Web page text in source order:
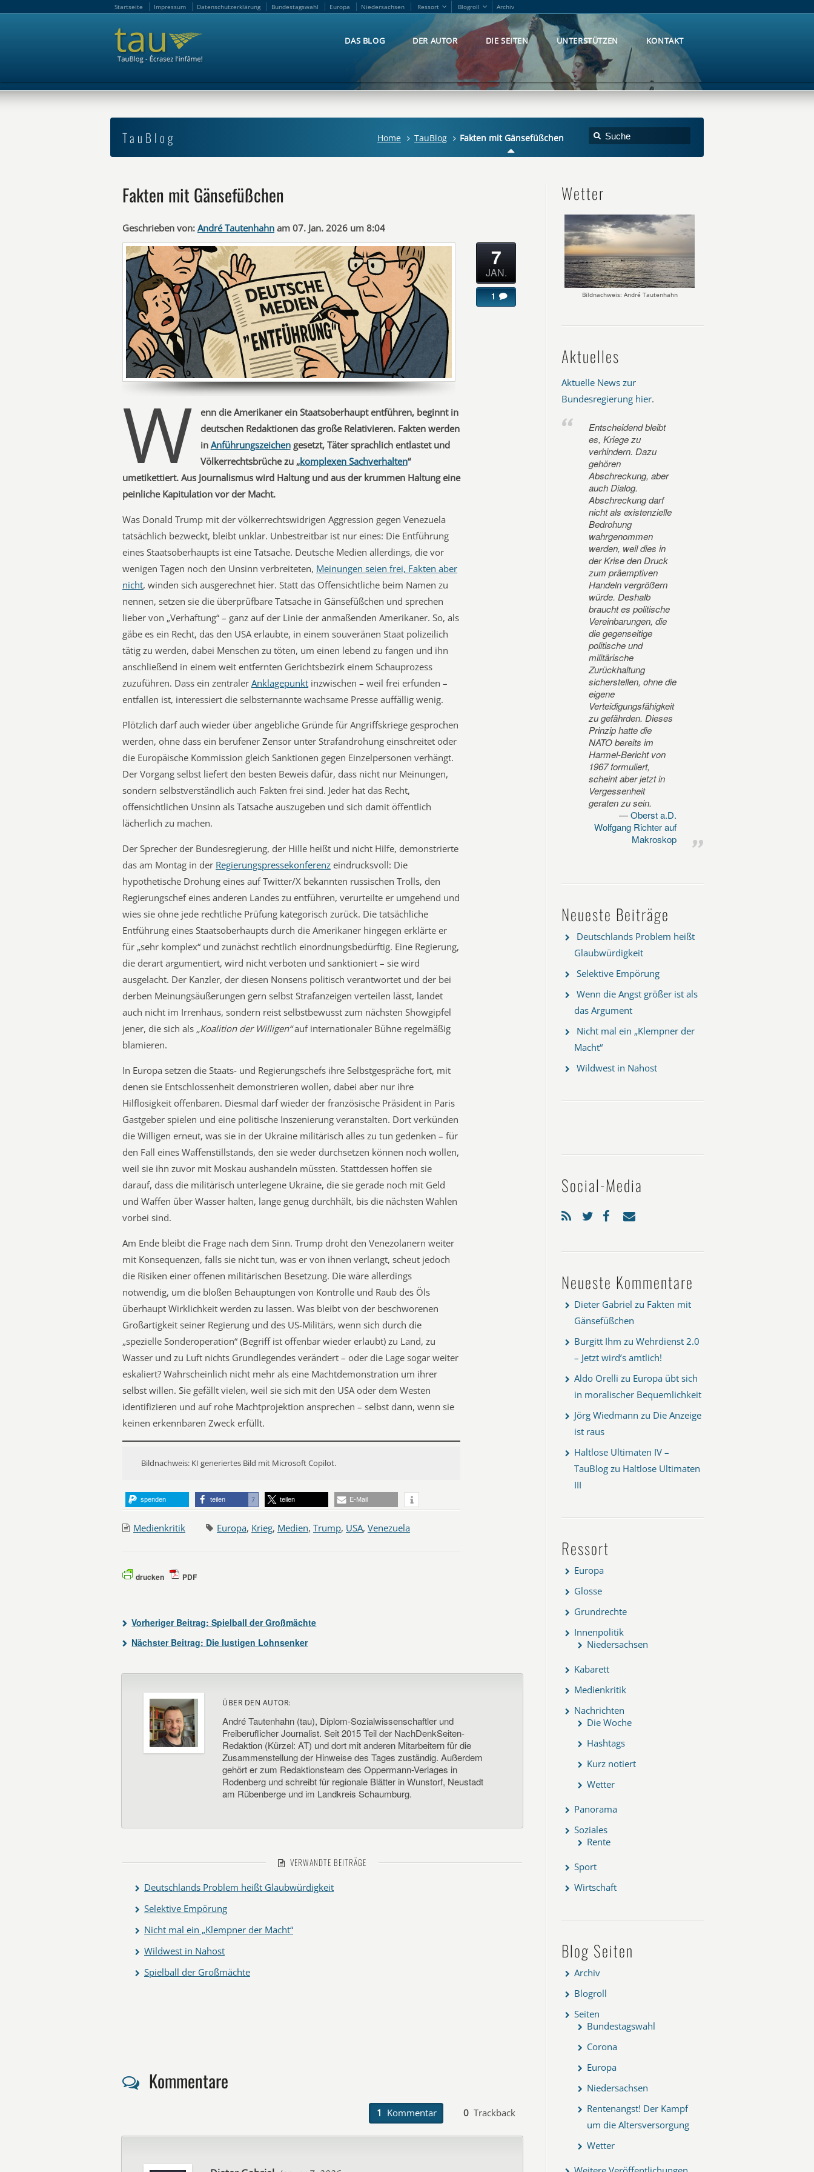
Startseite Impressum Datenschutzerklärung Bundestagswahl Europa Niedersachsen Ressort Blogroll Archiv
DAS BLOG DER AUTOR DIE SEITEN UNTERSTÜTZEN KONTAKT
TauBlog Home TauBlog Fakten mit Gänsefüßchen
Fakten mit Gänsefüßchen
Geschrieben von: André Tautenhahn am 07. Jan. 2026 um 8:04
W
enn die Amerikaner ein Staatsoberhaupt entführen, beginnt in
deutschen Redaktionen das große Relativieren. Fakten werden
in Anführungszeichengesetzt, Täter sprachlich entlastet und
Völkerrechtsbrüche zu „komplexen Sachverhalten“
umetikettiert. Aus Journalismus wird Haltung und aus der krummen Haltung eine
peinliche Kapitulation vor der Macht.
Was Donald Trump mit der völkerrechtswidrigen Aggression gegen Venezuela
tatsächlich bezweckt, bleibt unklar. Unbestreitbar ist nur eines: Die Entführung
eines Staatsoberhaupts ist eine Tatsache. Deutsche Medien allerdings, die vor
wenigen Tagen noch den Unsinn verbreiteten, Meinungen seien frei, Fakten aber
nicht, winden sich ausgerechnet hier. Statt das Offensichtliche beim Namen zu
nennen, setzen sie die überprüfbare Tatsache in Gänsefüßchen und sprechen
lieber von „Verhaftung“ – ganz auf der Linie der anmaßenden Amerikaner. So, als
gäbe es ein Recht, das den USA erlaubte, in einem souveränen Staat polizeilich
tätig zu werden, dabei Menschen zu töten, um einen lebend zu fangen und ihn
anschließend in einem weit entfernten Gerichtsbezirk einem Schauprozess
zuzuführen. Dass ein zentraler Anklagepunkt inzwischen – weil frei erfunden –
entfallen ist, interessiert die selbsternannte wachsame Presse auffällig wenig.
Plötzlich darf auch wieder über angebliche Gründe für Angriffskriege gesprochen
werden, ohne dass ein berufener Zensor unter Strafandrohung einschreitet oder
die Europäische Kommission gleich Sanktionen gegen Einzelpersonen verhängt.
Der Vorgang selbst liefert den besten Beweis dafür, dass nicht nur Meinungen,
sondern selbstverständlich auch Fakten frei sind. Jeder hat das Recht,
offensichtlichen Unsinn als Tatsache auszugeben und sich damit öffentlich
lächerlich zu machen.
Der Sprecher der Bundesregierung, der Hille heißt und nicht Hilfe, demonstrierte
das am Montag in der Regierungspressekonferenz eindrucksvoll: Die
hypothetische Drohung eines auf Twitter/X bekannten russischen Trolls, den
Regierungschef eines anderen Landes zu entführen, verurteilte er umgehend und
wies sie ohne jede rechtliche Prüfung kategorisch zurück. Die tatsächliche
Entführung eines Staatsoberhaupts durch die Amerikaner hingegen erklärte er
für „sehr komplex“ und zunächst rechtlich einordnungsbedürftig. Eine Regierung,
die derart argumentiert, wird nicht verboten und sanktioniert – sie wird
ausgelacht. Der Kanzler, der diesen Nonsens politisch verantwortet und der bei
derben Meinungsäußerungen gern selbst Strafanzeigen verteilen lässt, landet
auch nicht im Irrenhaus, sondern reist selbstbewusst zum nächsten Showgipfel
jener, die sich als „Koalition der Willigen“auf internationaler Bühne regelmäßig
blamieren.
In Europa setzen die Staats- und Regierungschefs ihre Selbstgespräche fort, mit
denen sie Entschlossenheit demonstrieren wollen, dabei aber nur ihre
Hilflosigkeit offenbaren. Diesmal darf wieder der französische Präsident in Paris
Gastgeber spielen und eine politische Inszenierung veranstalten. Dort verkünden
die Willigen erneut, was sie in der Ukraine militärisch alles zu tun gedenken – für
den Fall eines Waffenstillstands, den sie weder durchsetzen können noch wollen,
weil sie ihn zuvor mit Moskau aushandeln müssten. Stattdessen hoffen sie
darauf, dass die militärisch unterlegene Ukraine, die sie gerade noch mit Geld
und Waffen über Wasser halten, lange genug durchhält, bis die nächsten Wahlen
vorbei sind.
Am Ende bleibt die Frage nach dem Sinn. Trump droht den Venezolanern weiter
mit Konsequenzen, falls sie nicht tun, was er von ihnen verlangt, scheut jedoch
die Risiken einer offenen militärischen Besetzung. Die wäre allerdings
notwendig, um die bloßen Behauptungen von Kontrolle und Raub des Öls
überhaupt Wirklichkeit werden zu lassen. Was bleibt von der beschworenen
Großartigkeit seiner Regierung und des US-Militärs, wenn sich durch die
„spezielle Sonderoperation“ (Begriff ist offenbar wieder erlaubt) zu Land, zu
Wasser und zu Luft nichts Grundlegendes verändert – oder die Lage sogar weiter
eskaliert? Wahrscheinlich nicht mehr als eine Machtdemonstration um ihrer
selbst willen. Sie gefällt vielen, weil sie sich mit den USA oder dem Westen
identifizieren und auf rohe Machtprojektion ansprechen – selbst dann, wenn sie
keinen erkennbaren Zweck erfüllt.
Bildnachweis: KI generiertes Bild mit Microsoft Copilot.
spenden teilen 7 teilen E-Mail
7
JAN.
1
Medienkritik Europa, Krieg, Medien, Trump, USA, Venezuela
drucken PDF
Vorheriger Beitrag: Spielball der Großmächte
Nächster Beitrag: Die lustigen Lohnsenker
ÜBER DEN AUTOR:
André Tautenhahn (tau), Diplom-Sozialwissenschaftler und
Freiberuflicher Journalist. Seit 2015 Teil der NachDenkSeiten-
Redaktion (Kürzel: AT) und dort mit anderen Mitarbeitern für die
Zusammenstellung der Hinweise des Tages zuständig. Außerdem
gehört er zum Redaktionsteam des Oppermann-Verlages in
Rodenberg und schreibt für regionale Blätter in Wunstorf, Neustadt
am Rübenberge und im Landkreis Schaumburg.
VERWANDTE BEITRÄGE
Deutschlands Problem heißt Glaubwürdigkeit
Selektive Empörung
Nicht mal ein „Klempner der Macht“
Wildwest in Nahost
Spielball der Großmächte
Kommentare
1 Kommentar 0 Trackback
Wetter
Bildnachweis: André Tautenhahn
Aktuelles
Aktuelle News zur
Bundesregierung hier.
Entscheidend bleibt
es, Kriege zu
verhindern. Dazu
gehören
Abschreckung, aber
auch Dialog.
Abschreckung darf
nicht als existenzielle
Bedrohung
wahrgenommen
werden, weil dies in
der Krise den Druck
zum präemptiven
Handeln vergrößern
würde. Deshalb
braucht es politische
Vereinbarungen, die
die gegenseitige
politische und
militärische
Zurückhaltung
sicherstellen, ohne die
eigene
Verteidigungsfähigkeit
zu gefährden. Dieses
Prinzip hatte die
NATO bereits im
Harmel-Bericht von
1967 formuliert,
scheint aber jetzt in
Vergessenheit
geraten zu sein.
Oberst a.D.
Wolfgang Richter auf
Makroskop
Neueste Beiträge
Deutschlands Problem heißt
Glaubwürdigkeit
Selektive Empörung
Wenn die Angst größer ist als
das Argument
Nicht mal ein „Klempner der
Macht“
Wildwest in Nahost
Social-Media
Neueste Kommentare
Dieter Gabriel zu Fakten mit
Gänsefüßchen
Burgitt Ihm zu Wehrdienst 2.0
– Jetzt wird’s amtlich!
Aldo Orelli zu Europa übt sich
in moralischer Bequemlichkeit
Jörg Wiedmann zu Die Anzeige
ist raus
Haltlose Ultimaten IV –
TauBlog zu Haltlose Ultimaten
III
Ressort
Europa
Glosse
Grundrechte
Innenpolitik
Niedersachsen
Kabarett
Medienkritik
Nachrichten
Die Woche
Hashtags
Kurz notiert
Wetter
Panorama
Soziales
Rente
Sport
Wirtschaft
Blog Seiten
Archiv
Blogroll
Seiten
Bundestagswahl
Corona
Europa
Niedersachsen
Rentenangst! Der Kampf
um die Altersversorgung
Wetter
Startseite Impressum Datenschutzerklärung Bundestagswahl Europa Niedersachsen Ressort Blogroll Archiv
DAS BLOG DER AUTOR DIE SEITEN UNTERSTÜTZEN KONTAKT